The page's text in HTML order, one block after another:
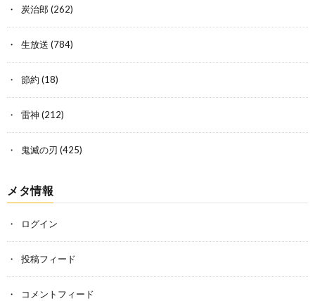
炭治郎 (262)
生放送 (784)
節約 (18)
雷神 (212)
鬼滅の刃 (425)
メタ情報
ログイン
投稿フィード
コメントフィード